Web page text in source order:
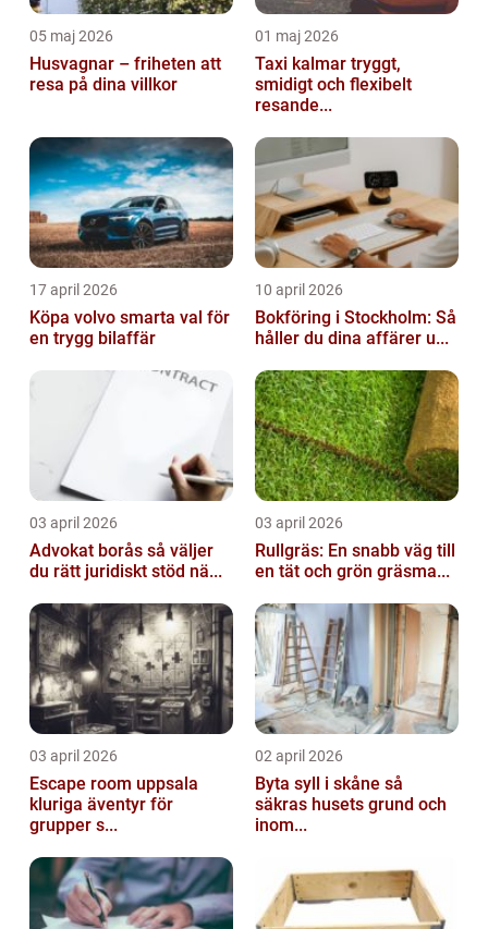
05 maj 2026
Husvagnar – friheten att
resa på dina villkor
01 maj 2026
Taxi kalmar tryggt,
smidigt och flexibelt
resande...
17 april 2026
Köpa volvo smarta val för
en trygg bilaffär
10 april 2026
Bokföring i Stockholm: Så
håller du dina affärer u...
03 april 2026
Advokat borås så väljer
du rätt juridiskt stöd nä...
03 april 2026
Rullgräs: En snabb väg till
en tät och grön gräsma...
03 april 2026
Escape room uppsala
kluriga äventyr för
grupper s...
02 april 2026
Byta syll i skåne så
säkras husets grund och
inom...